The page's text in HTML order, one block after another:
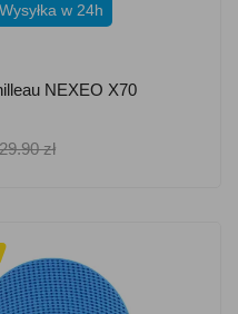
Wysyłka w 24h
NEXEO X70
zł